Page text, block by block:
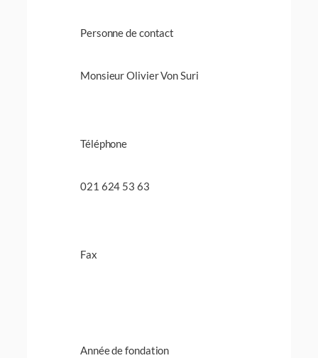
Personne de contact
Monsieur Olivier Von Suri
Téléphone
021 624 53 63
Fax
Année de fondation